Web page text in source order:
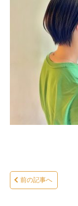
前の記事へ